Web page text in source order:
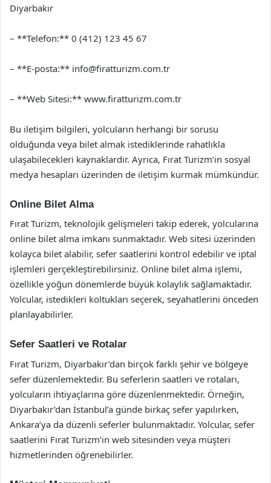
Diyarbakır
– **Telefon:** 0 (412) 123 45 67
– **E-posta:** info@firatturizm.com.tr
– **Web Sitesi:** www.firatturizm.com.tr
Bu iletişim bilgileri, yolcuların herhangi bir sorusu
olduğunda veya bilet almak istediklerinde rahatlıkla
ulaşabilecekleri kaynaklardır. Ayrıca, Fırat Turizm’in sosyal
medya hesapları üzerinden de iletişim kurmak mümkündür.
Online Bilet Alma
Fırat Turizm, teknolojik gelişmeleri takip ederek, yolcularına
online bilet alma imkanı sunmaktadır. Web sitesi üzerinden
kolayca bilet alabilir, sefer saatlerini kontrol edebilir ve iptal
işlemleri gerçekleştirebilirsiniz. Online bilet alma işlemi,
özellikle yoğun dönemlerde büyük kolaylık sağlamaktadır.
Yolcular, istedikleri koltukları seçerek, seyahatlerini önceden
planlayabilirler.
Sefer Saatleri ve Rotalar
Fırat Turizm, Diyarbakır’dan birçok farklı şehir ve bölgeye
sefer düzenlemektedir. Bu seferlerin saatleri ve rotaları,
yolcuların ihtiyaçlarına göre düzenlenmektedir. Örneğin,
Diyarbakır’dan İstanbul’a günde birkaç sefer yapılırken,
Ankara’ya da düzenli seferler bulunmaktadır. Yolcular, sefer
saatlerini Fırat Turizm’in web sitesinden veya müşteri
hizmetlerinden öğrenebilirler.